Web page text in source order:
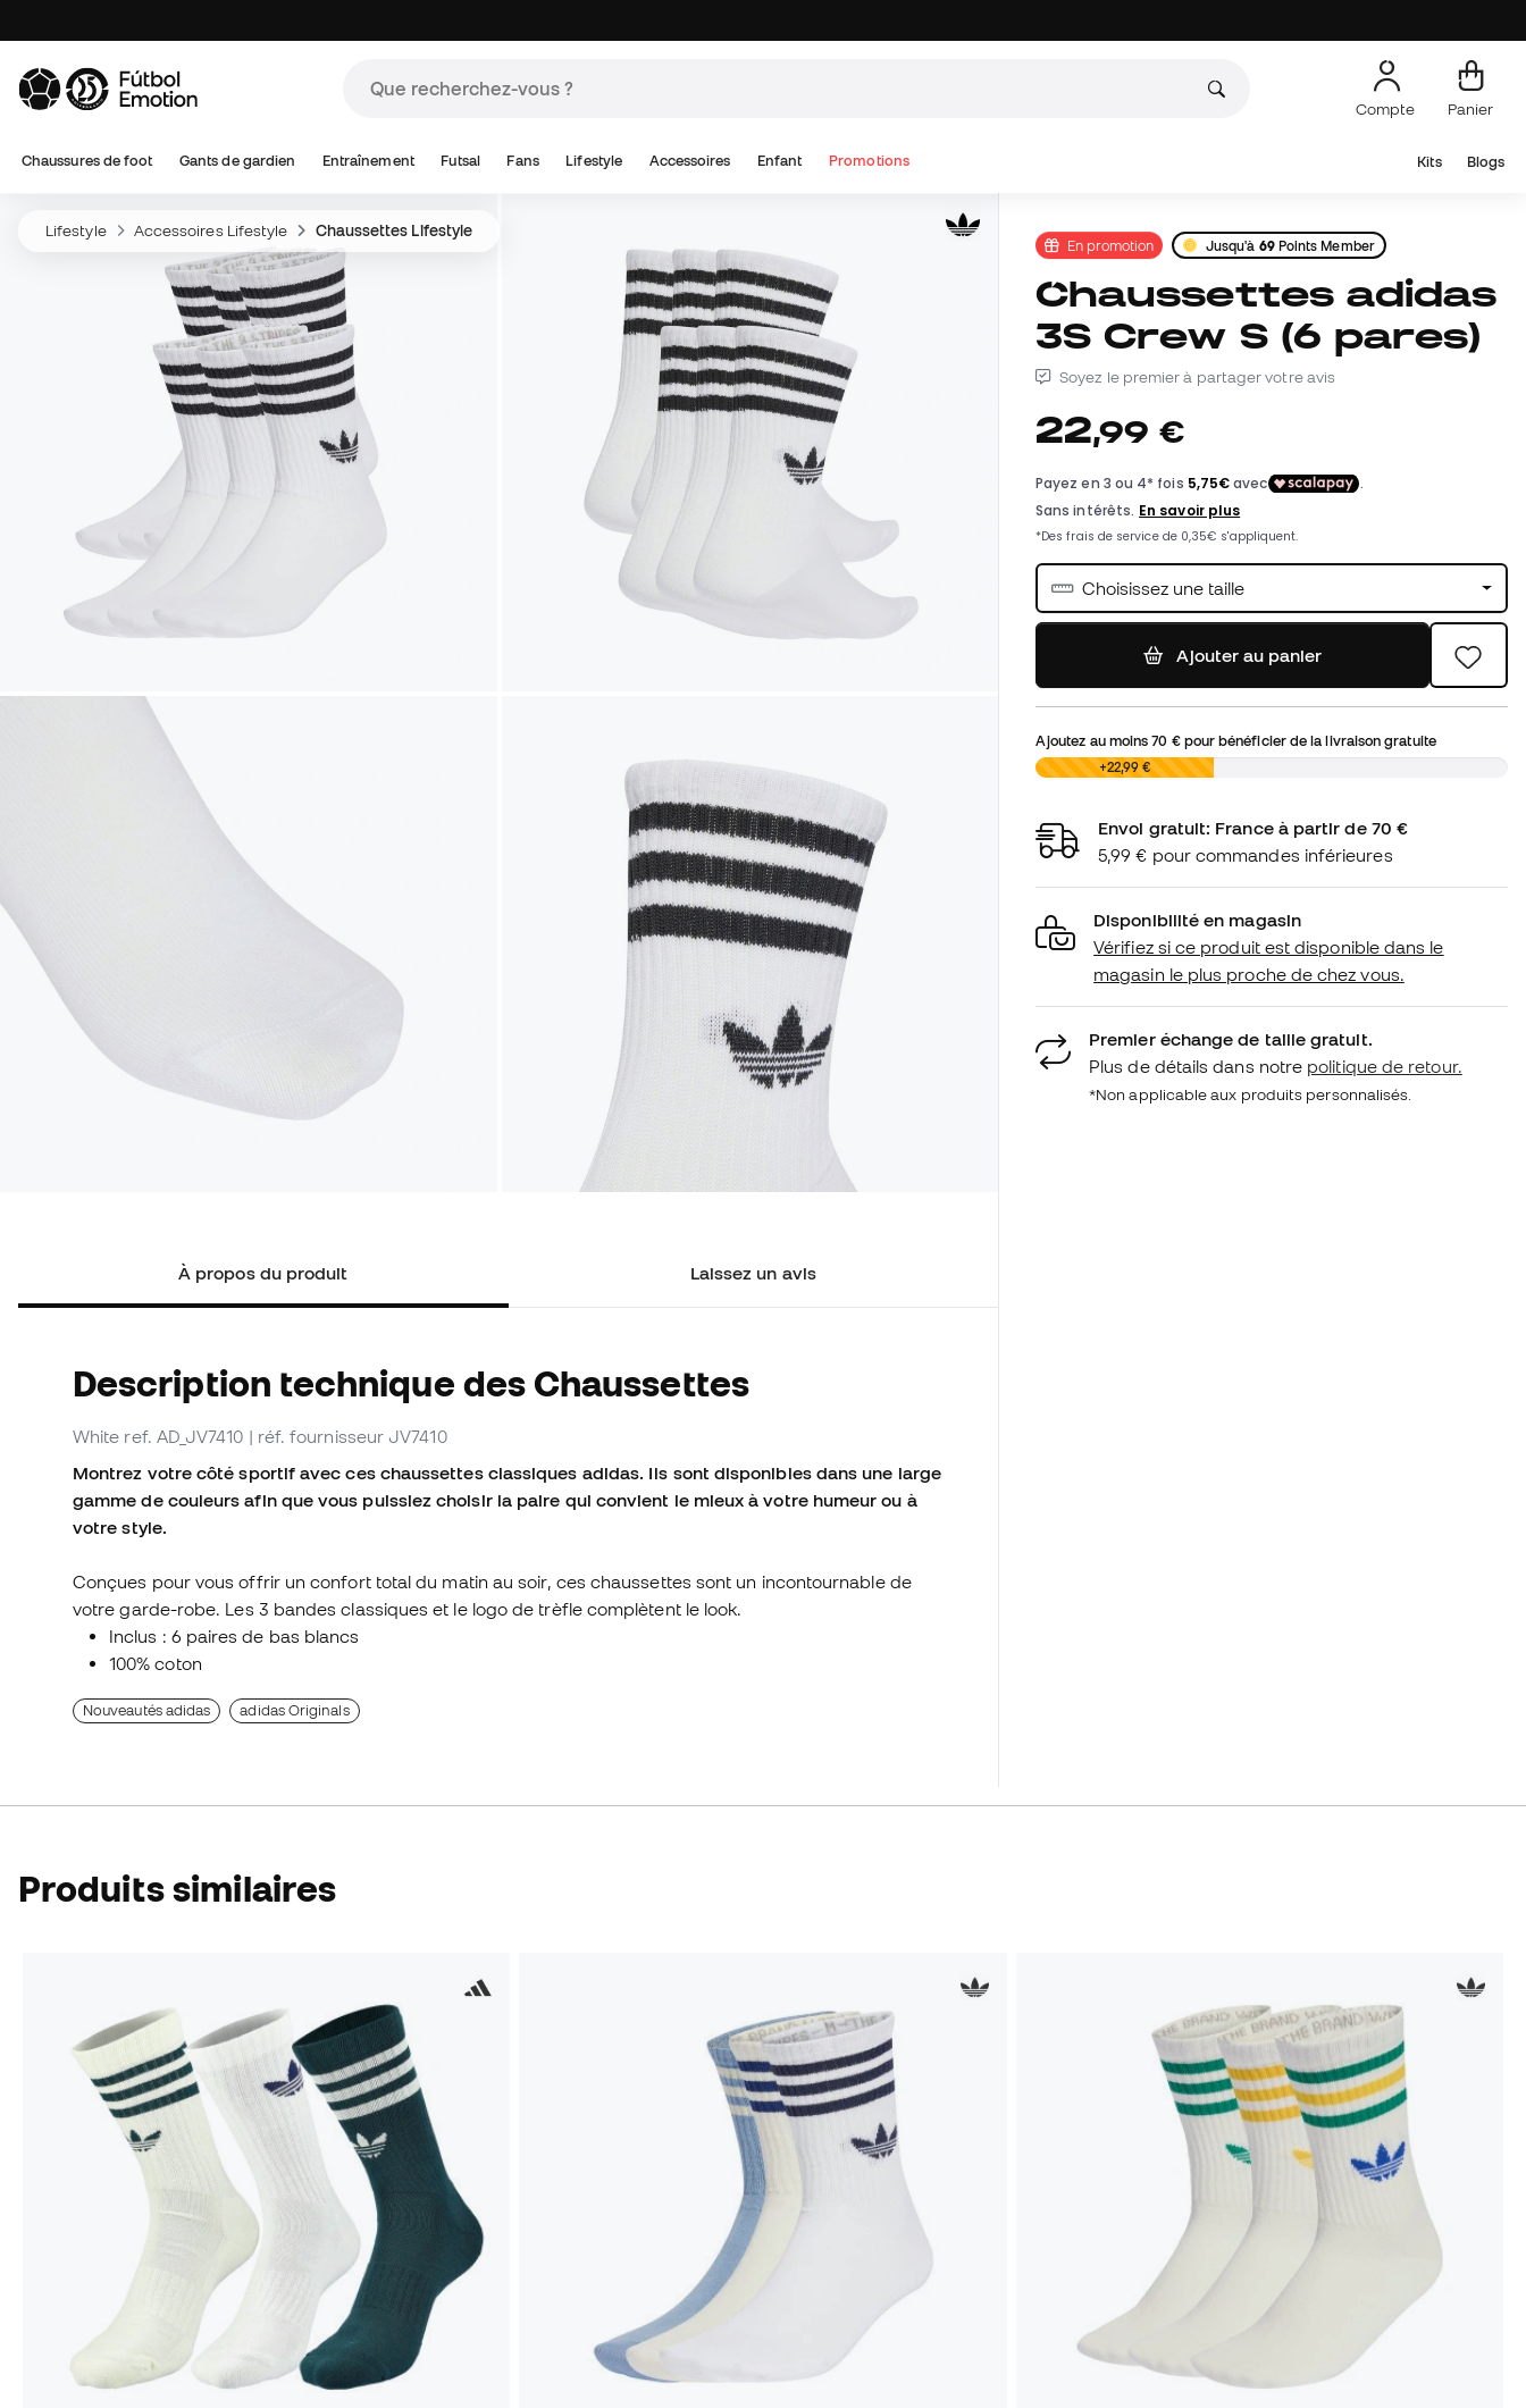
Compte Panier
Chaussures de foot Gants de gardien Entraînement Futsal Fans Lifestyle Accessoires Enfant Promotions Kits Blogs
Lifestyle Accessoires Lifestyle Chaussettes Lifestyle
À propos du produit Laissez un avis
Description technique des Chaussettes
White ref. AD_JV7410 | réf. fournisseur JV7410
Montrez votre côté sportif avec ces chaussettes classiques adidas. Ils sont disponibles dans une large
gamme de couleurs afin que vous puissiez choisir la paire qui convient le mieux à votre humeur ou à
votre style.
Conçues pour vous offrir un confort total du matin au soir, ces chaussettes sont un incontournable de
votre garde-robe. Les 3 bandes classiques et le logo de trèfle complètent le look.
Inclus : 6 paires de bas blancs
100% coton
Nouveautés adidas adidas Originals
En promotion Jusqu'à 69Points Member
Chaussettes adidas
3S Crew S (6 pares)
Soyez le premier à partager votre avis
22,99 €
Choisissez une taille
Ajouter au panier
Ajoutez au moins70 €pour bénéficier de la livraison gratuite
0,00 € +22,99 €
Envoi gratuit: France à partir de 70 €
5,99 € pour commandes inférieures
Disponibilité en magasin
Vérifiez si ce produit est disponible dans le
magasin le plus proche de chez vous.
Premier échange de taille gratuit.
Plus de détails dans notre politique de retour.
*Non applicable aux produits personnalisés.
Produits similaires